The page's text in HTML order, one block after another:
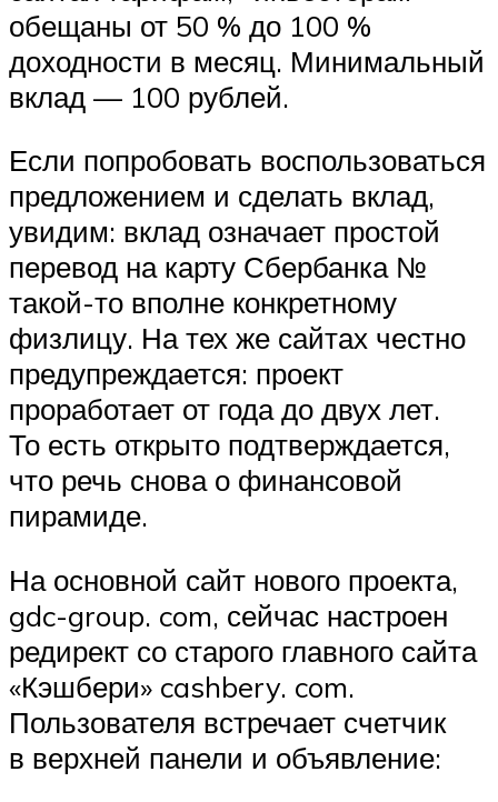
обещаны от 50 % до 100 %
доходности в месяц. Минимальный
вклад — 100 рублей.
Если попробовать воспользоваться
предложением и сделать вклад,
увидим: вклад означает простой
перевод на карту Сбербанка №
такой-то вполне конкретному
физлицу. На тех же сайтах честно
предупреждается: проект
проработает от года до двух лет.
То есть открыто подтверждается,
что речь снова о финансовой
пирамиде.
На основной сайт нового проекта,
gdc-group. com, сейчас настроен
редирект со старого главного сайта
«Кэшбери» cashbery. com.
Пользователя встречает счетчик
в верхней панели и объявление: